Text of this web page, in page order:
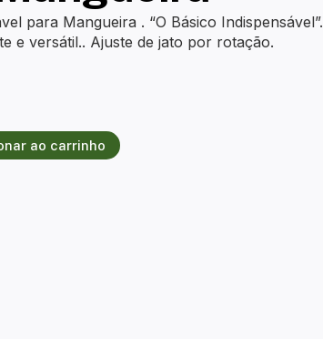
para Mangueira . “O Básico Indispensável”.
e versátil.. Ajuste de jato por rotação.
ao carrinho